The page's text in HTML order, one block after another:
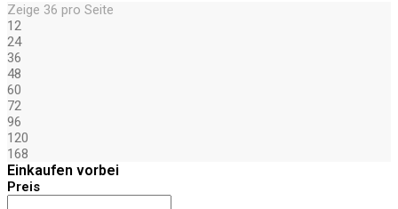
Zeige 36 pro Seite
12
24
36
48
60
72
96
120
168
Einkaufen vorbei
Preis